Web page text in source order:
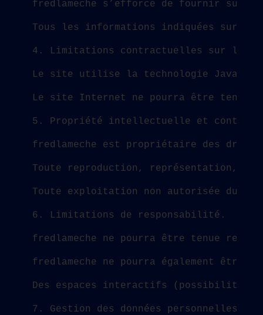
fredlameche s’efforce de fournir sur
Tous les informations indiquées sur le
4. Limitations contractuelles sur les
Le site utilise la technologie
Le site Internet ne pourra être tenu
5. Propriété intellectuelle et
fredlameche est propriétaire des
Toute reproduction, représentation,
Toute exploitation non autorisée du
6. Limitations de responsabilité.
fredlameche ne pourra être tenue
fredlameche ne pourra également être
Des espaces interactifs (possibilité
7. Gestion des données personnelles.